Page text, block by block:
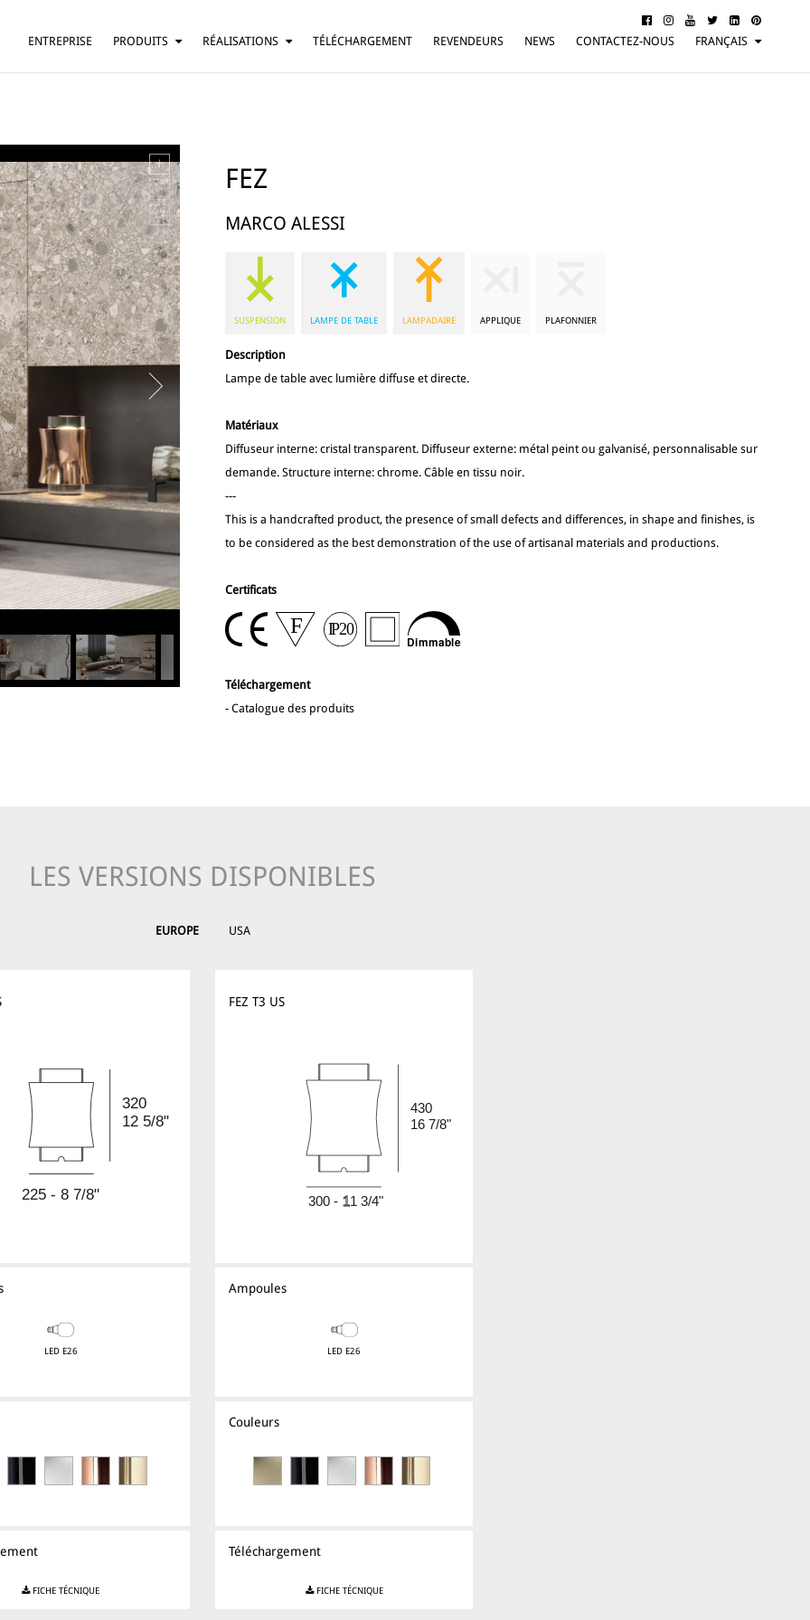
ENTREPRISE
PRODUITS
APPLIQUE
PLAFONNIER
RÉALISATIONS
TÉLÉCHARGEMENT REVENDEURS NEWS CONTACTEZ-NOUS
FRANÇAIS
FEZ
MARCO ALESSI
SUSPENSION LAMPE DE TABLE LAMPADAIRE APPLIQUE PLAFONNIER
Description
Lampe de table avec lumière diffuse et directe.
Matériaux
Diffuseur interne: cristal transparent. Diffuseur externe: métal peint ou galvanisé, personnalisable sur
demande. Structure interne: chrome. Câble en tissu noir.
---
This is a handcrafted product, the presence of small defects and differences, in shape and finishes, is
to be considered as the best demonstration of the use of artisanal materials and productions.
Certificats
Téléchargement
-Catalogue des produits
LES VERSIONS DISPONIBLES
EUROPE USA
LED E26
FICHE TÉCNIQUE
FEZ T3 US
Ampoules
LED E26
Couleurs
Téléchargement
FICHE TÉCNIQUE